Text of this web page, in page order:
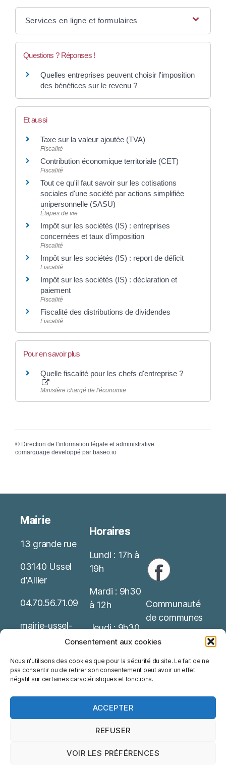
Consentement aux cookies
Nous n'utilisons des cookies que pour la sécurité du site. Le fait de ne
pas consentir ou de retirer son consentement peut avoir un effet
négatif sur certaines caractéristiques et fonctions.
ACCEPTER
REFUSER
VOIR LES PRÉFÉRENCES
Services en ligne et formulaires
Questions ? Réponses !
Quelles entreprises peuvent choisir l'imposition
des bénéfices sur le revenu ?
Et aussi
Taxe sur la valeur ajoutée (TVA)
Fiscalité
Contribution économique territoriale (CET)
Fiscalité
Tout ce qu'il faut savoir sur les cotisations
sociales d'une société par actions simplifiée
unipersonnelle (SASU)
Étapes de vie
Impôt sur les sociétés (IS) : entreprises
concernées et taux d'imposition
Fiscalité
Impôt sur les sociétés (IS) : report de déficit
Fiscalité
Impôt sur les sociétés (IS) : déclaration et
paiement
Fiscalité
Fiscalité des distributions de dividendes
Fiscalité
Pour en savoir plus
Quelle fiscalité pour les chefs d'entreprise ?
Ministère chargé de l'économie
© Direction de l'information légale et administrative
comarquage developpé par baseo.io
Mairie
13 grande rue
03140 Ussel
d'Allier
04.70.56.71.09
mairie-ussel-
allier(at)wanado
Mentions
Horaires
Lundi : 17h à
19h
Mardi : 9h30
à 12h
Jeudi : 9h30
à 12h
Possibilité de
rendez-vous
Communauté
de communes
Service Public
Office de
tourisme
Ussel d'Allier